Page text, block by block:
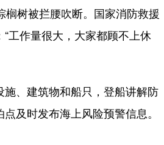
树被拦腰吹断。国家消防救援
工作量很大，大家都顾不上休
、建筑物和船只，登船讲解防
及时发布海上风险预警信息。